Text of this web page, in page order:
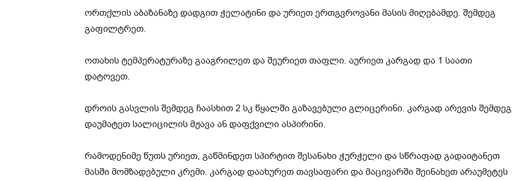
ორთქლის აბაზანაზე დადგით ჭელატინი და ურიეთ ერთგვროვანი მასის მიღებამდე. შემდეგ
გაფილტრეთ.
ოთახის ტემპერატურაზე გააგრილეთ და შეურიეთ თაფლი. აურიეთ კარგად და 1 საათი
დატოვეთ.
დროის გასვლის შემდეგ ჩაასხით 2 სკ წყალში გაზავებული გლიცერინი. კარგად არევის შემდეგ
დაუმატეთ სალიცილის მჟავა ან დაფქვილი ასპირინი.
რამოდენიმე წუთს ურიეთ, გაწმინდეთ სპირტით შესანახი ჭურჭელი და სწრაფად გადაიტანეთ
მასში მომზადებული კრემი. კარგად დაახურეთ თავსაფარი და მაცივარში შეინახეთ არაუმეტეს